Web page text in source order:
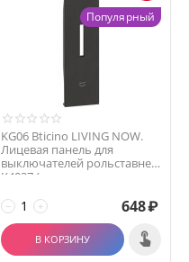
Популярный
KG06 Bticino LIVING NOW.
Лицевая панель для
выключателей рольставней
K4027 (горизонталь...
+
− 648₽
В КОРЗИНУ